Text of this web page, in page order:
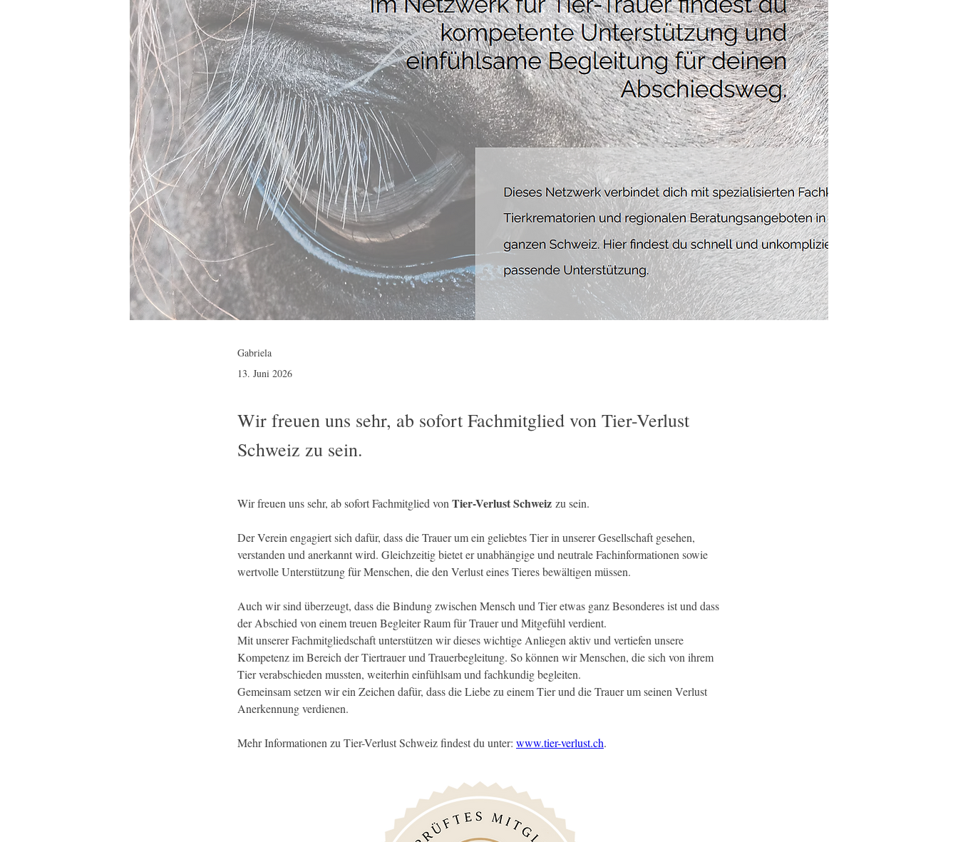
Gabriela
13. Juni 2026
Wir freuen uns sehr, ab sofort Fachmitglied von Tier-Verlust
Schweiz zu sein.
Wir freuen uns sehr, ab sofort Fachmitglied von Tier-Verlust Schweiz zu sein.
Der Verein engagiert sich dafür, dass die Trauer um ein geliebtes Tier in unserer Gesellschaft gesehen,
verstanden und anerkannt wird. Gleichzeitig bietet er unabhängige und neutrale Fachinformationen sowie
wertvolle Unterstützung für Menschen, die den Verlust eines Tieres bewältigen müssen.
Auch wir sind überzeugt, dass die Bindung zwischen Mensch und Tier etwas ganz Besonderes ist und dass
der Abschied von einem treuen Begleiter Raum für Trauer und Mitgefühl verdient.
Mit unserer Fachmitgliedschaft unterstützen wir dieses wichtige Anliegen aktiv und vertiefen unsere
Kompetenz im Bereich der Tiertrauer und Trauerbegleitung. So können wir Menschen, die sich von ihrem
Tier verabschieden mussten, weiterhin einfühlsam und fachkundig begleiten.
Gemeinsam setzen wir ein Zeichen dafür, dass die Liebe zu einem Tier und die Trauer um seinen Verlust
Anerkennung verdienen.
Mehr Informationen zu Tier-Verlust Schweiz findest du unter: www.tier-verlust.ch.